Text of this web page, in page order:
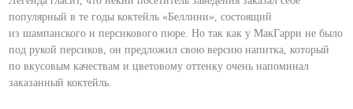
популярный в те годы коктейль «Беллини», состоящий
из шампанского и персикового пюре. Но так как у МакГарри не было
под рукой персиков, он предложил свою версию напитка, который
по вкусовым качествам и цветовому оттенку очень напоминал
заказанный коктейль.